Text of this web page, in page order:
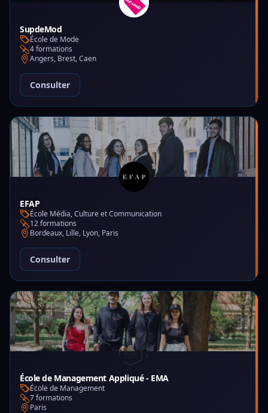
SupdeMod
École de Mode
4 formations
Angers, Brest, Caen
Consulter
EFAP
École Média, Culture et Communication
12 formations
Bordeaux, Lille, Lyon, Paris
Consulter
École de Management Appliqué - EMA
École de Management
7 formations
Paris